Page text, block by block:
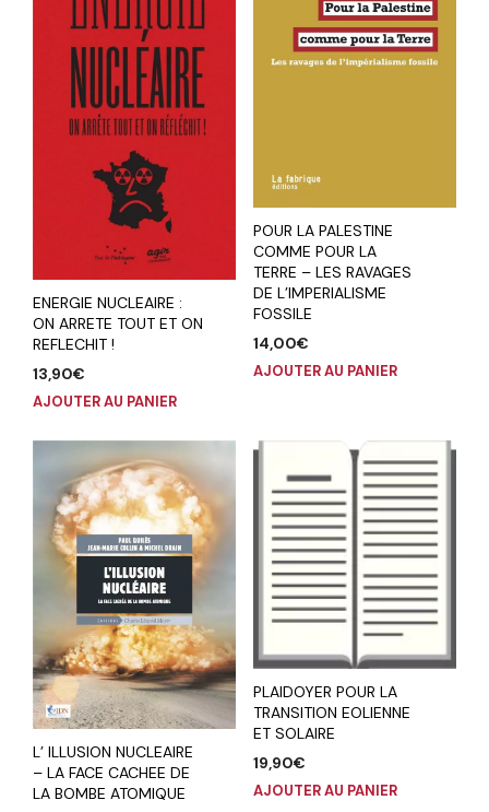
ENERGIE NUCLEAIRE :
ON ARRETE TOUT ET ON
REFLECHIT !
13,90€
AJOUTER AU PANIER
POUR LA PALESTINE
COMME POUR LA
TERRE – LES RAVAGES
DE L’IMPERIALISME
FOSSILE
14,00€
AJOUTER AU PANIER
L’ ILLUSION NUCLEAIRE
– LA FACE CACHEE DE
LA BOMBE ATOMIQUE
PLAIDOYER POUR LA
TRANSITION EOLIENNE
ET SOLAIRE
19,90€
AJOUTER AU PANIER